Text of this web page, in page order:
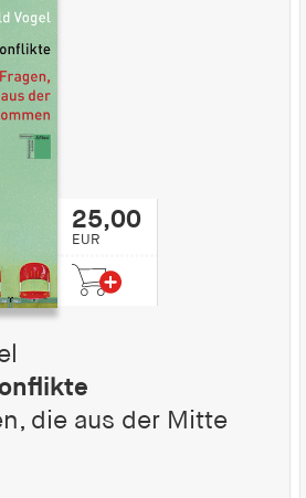
25,00
EUR
die aus der Mitte